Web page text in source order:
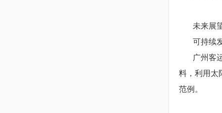
未来展
可持续
广州客
料，利用太
范例。